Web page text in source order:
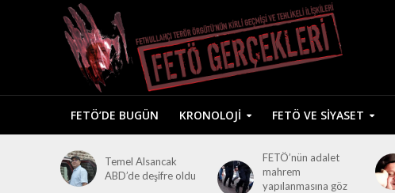
FETÖ’DE BUGÜN KRONOLOJI FETÖ VE SIYASET
Temel Alsancak
ABD’de deşifre oldu
FETÖ’nün adalet
mahrem
yapılanmasına göz